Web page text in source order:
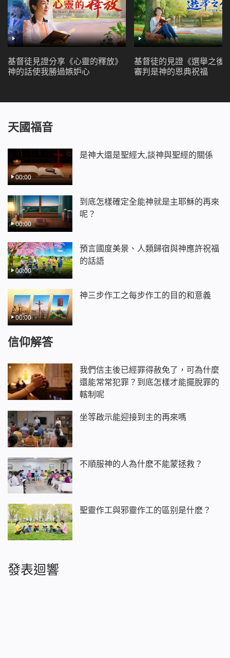
基督徒見證分享《心靈的釋放》
神的話使我勝過嫉妒心
基督徒的見證《選舉之後
審判是神的恩典祝福
天國福音
00:00
是神大還是聖經大,談神與聖經的關係
00:00
到底怎樣確定全能神就是主耶穌的再來
呢？
00:00
預言國度美景、人類歸宿與神應許祝福
的話語
00:00
神三步作工之每步作工的目的和意義
信仰解答
我們信主後已經罪得赦免了，可為什麼
還能常常犯罪？到底怎樣才能擺脫罪的
轄制呢
坐等啟示能迎接到主的再來嗎
不順服神的人為什麽不能蒙拯救？
聖靈作工與邪靈作工的區别是什麽？
發表迴響